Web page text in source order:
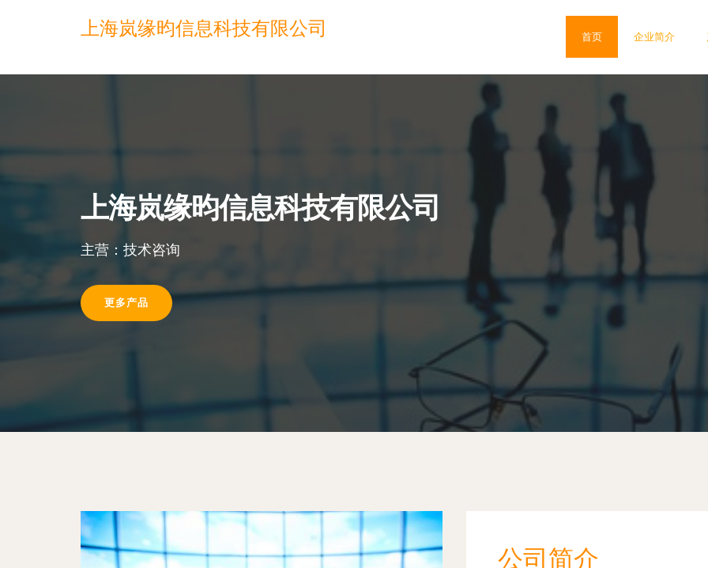
上海岚缘昀信息科技有限公司 首页 企业简介
上海岚缘昀信息科技有限公司
主营：技术咨询
更多产品
公司简介